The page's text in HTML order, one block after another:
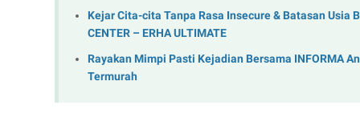
Kejar Cita-cita Tanpa Rasa Insecure & Batasan Usia
CENTER – ERHA ULTIMATE
Rayakan Mimpi Pasti Kejadian Bersama INFORMA
Termurah